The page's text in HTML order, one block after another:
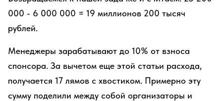
000 - 6 000 000 = 19 миллионов 200 тысяч
рублей.
Менеджеры зарабатывают до 10% от взноса
спонсора. За вычетом еще этой статьи расхода,
получается 17 лямов с хвостиком. Примерно эту
сумму поделили между собой организаторы и